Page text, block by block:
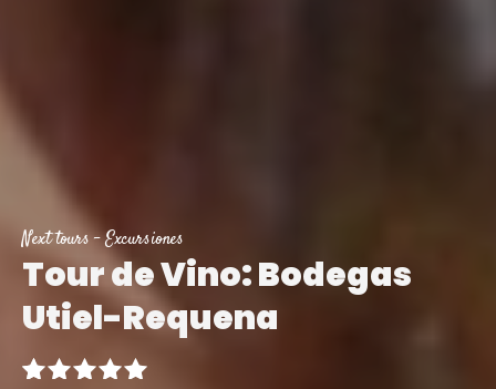
Next tours-Excursiones
Tour de Vino: Bodegas
Utiel-Requena